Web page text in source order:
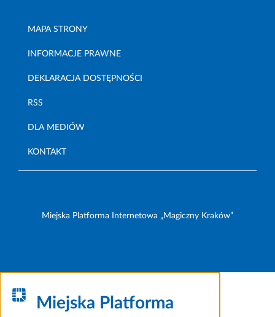
MAPA STRONY
INFORMACJE PRAWNE
DEKLARACJA DOSTĘPNOŚCI
RSS
DLA MEDIÓW
KONTAKT
Miejska Platforma Internetowa „Magiczny Kraków”
Miejska Platforma